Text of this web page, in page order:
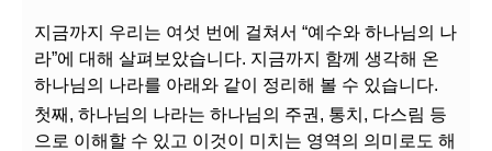
지금까지 우리는 여섯 번에 걸쳐서 “예수와 하나님의 나
라”에 대해 살펴보았습니다. 지금까지 함께 생각해 온
하나님의 나라를 아래와 같이 정리해 볼 수 있습니다.
첫째, 하나님의 나라는 하나님의 주권, 통치, 다스림 등
으로 이해할 수 있고 이것이 미치는 영역의 의미로도 해